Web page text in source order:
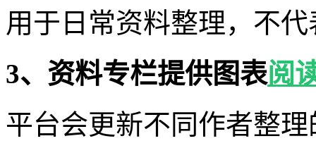
用于日常资料整理，不
3、资料专栏提供图表阅
平台会更新不同作者整